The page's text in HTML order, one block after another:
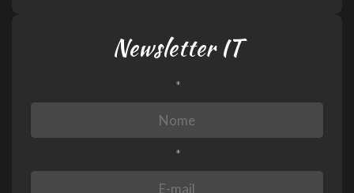
Newsletter IT
*
*